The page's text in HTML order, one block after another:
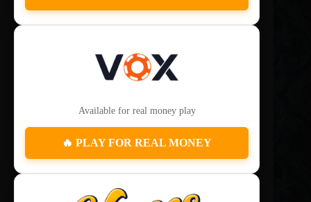
Available for real money play
🔥 PLAY FOR REAL MONEY